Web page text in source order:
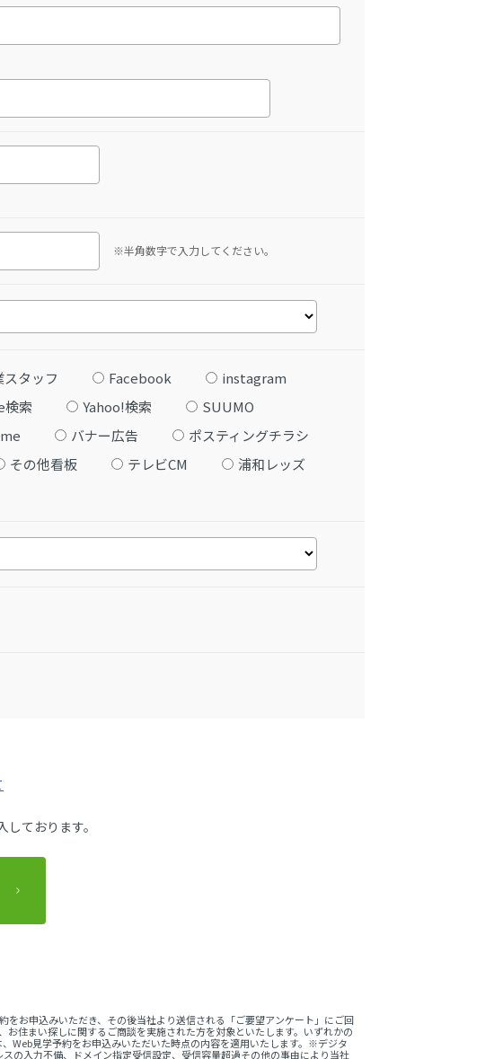
※半角数字で入力してください。
スタッフ Facebook
instagram
検索 Yahoo!検索
SUUMO
バナー広告
ポスティングチラシ
その他看板 テレビCM
浦和レッズ
ております。
お申込みいただき、その後当社より送信される「ご要望アンケート」にご回
住まい探しに関するご商談を実施された方を対象といたします。いずれかの
Web見学予約をお申込みいただいた時点の内容を適用いたします。※デジタ
の入力不備、ドメイン指定受信設定、受信容量超過その他の事由により当社